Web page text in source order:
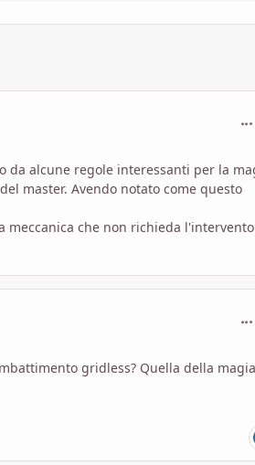
da alcune regole interessanti per la
master. Avendo notato come questo
che non richieda
gridless? Quella della